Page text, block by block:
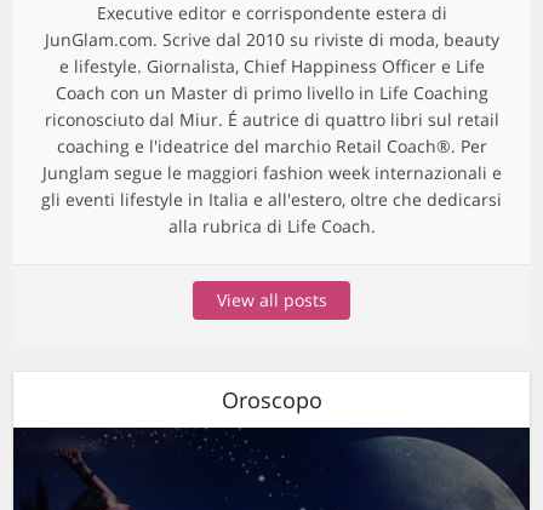
Executive editor e corrispondente estera di
JunGlam.com. Scrive dal 2010 su riviste di moda, beauty
e lifestyle. Giornalista, Chief Happiness Officer e Life
Coach con un Master di primo livello in Life Coaching
riconosciuto dal Miur. É autrice di quattro libri sul retail
coaching e l'ideatrice del marchio Retail Coach®. Per
Junglam segue le maggiori fashion week internazionali e
gli eventi lifestyle in Italia e all'estero, oltre che dedicarsi
alla rubrica di Life Coach.
View all posts
Oroscopo